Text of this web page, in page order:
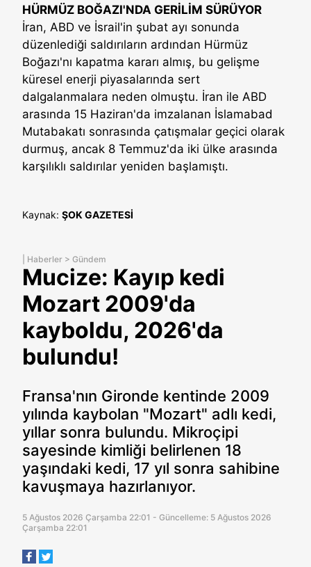
HÜRMÜZ BOĞAZI'NDA GERİLİM SÜRÜYOR
İran, ABD ve İsrail'in şubat ayı sonunda
düzenlediği saldırıların ardından Hürmüz
Boğazı'nı kapatma kararı almış, bu gelişme
küresel enerji piyasalarında sert
dalgalanmalara neden olmuştu. İran ile ABD
arasında 15 Haziran'da imzalanan İslamabad
Mutabakatı sonrasında çatışmalar geçici olarak
durmuş, ancak 8 Temmuz'da iki ülke arasında
karşılıklı saldırılar yeniden başlamıştı.
Kaynak: ŞOK GAZETESİ
Haberler > Gündem
Mucize: Kayıp kedi
Mozart 2009'da
kayboldu, 2026'da
bulundu!
Fransa'nın Gironde kentinde 2009
yılında kaybolan "Mozart" adlı kedi,
yıllar sonra bulundu. Mikroçipi
sayesinde kimliği belirlenen 18
yaşındaki kedi, 17 yıl sonra sahibine
kavuşmaya hazırlanıyor.
5 Ağustos 2026 Çarşamba 22:01 - Güncelleme: 5 Ağustos 2026
Çarşamba 22:01